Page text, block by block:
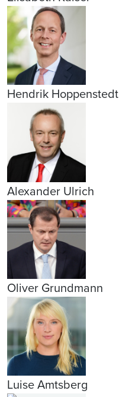
Hendrik Hoppenstedt
Alexander Ulrich
Oliver Grundmann
Luise Amtsberg